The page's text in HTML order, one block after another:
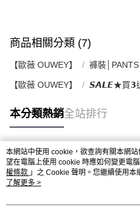
商品相關分類 (7)
【歐薇 OUWEY】 褲裝│PANTS
【歐薇 OUWEY】 𝙎𝘼𝙇𝙀★買𝟯
本分類熱銷全站排行
熱門標籤
本網站中使用 cookie，欲查詢有關本網
望在電腦上使用 cookie 時應如何變更電
權條款 」之 Cookie 聲明。您繼續使用
用條款之 Cookie 聲明使用 cookie。
了解更多 >